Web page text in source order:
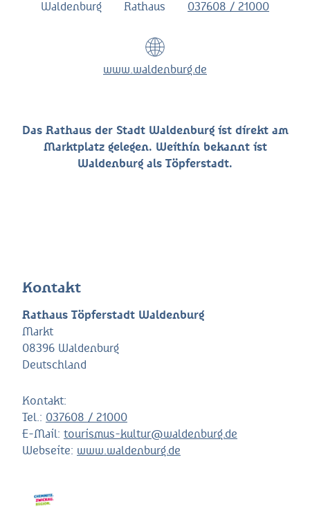
Waldenburg Rathaus 037608 / 21000
www.waldenburg.de
Das Rathaus der Stadt Waldenburg ist direkt am
Marktplatz gelegen. Weithin bekannt ist
Waldenburg als Töpferstadt.
Kontakt
Rathaus Töpferstadt Waldenburg
Markt
08396 Waldenburg
Deutschland
Kontakt:
Tel.: 037608 / 21000
E-Mail: tourismus-kultur@waldenburg.de
Webseite: www.waldenburg.de